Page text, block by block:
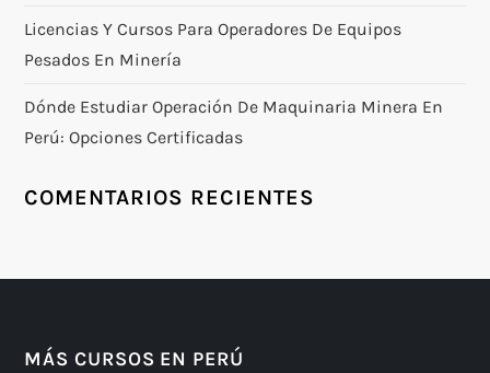
Licencias Y Cursos Para Operadores De Equipos
Pesados En Minería
Dónde Estudiar Operación De Maquinaria Minera En
Perú: Opciones Certificadas
COMENTARIOS RECIENTES
MÁS CURSOS EN PERÚ